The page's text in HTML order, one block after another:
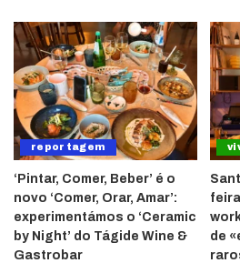
reportagem
‘Pintar, Comer, Beber’ é o
novo ‘Comer, Orar, Amar’:
experimentámos o ‘Ceramic
by Night’ do Tágide Wine &
Gastrobar
de